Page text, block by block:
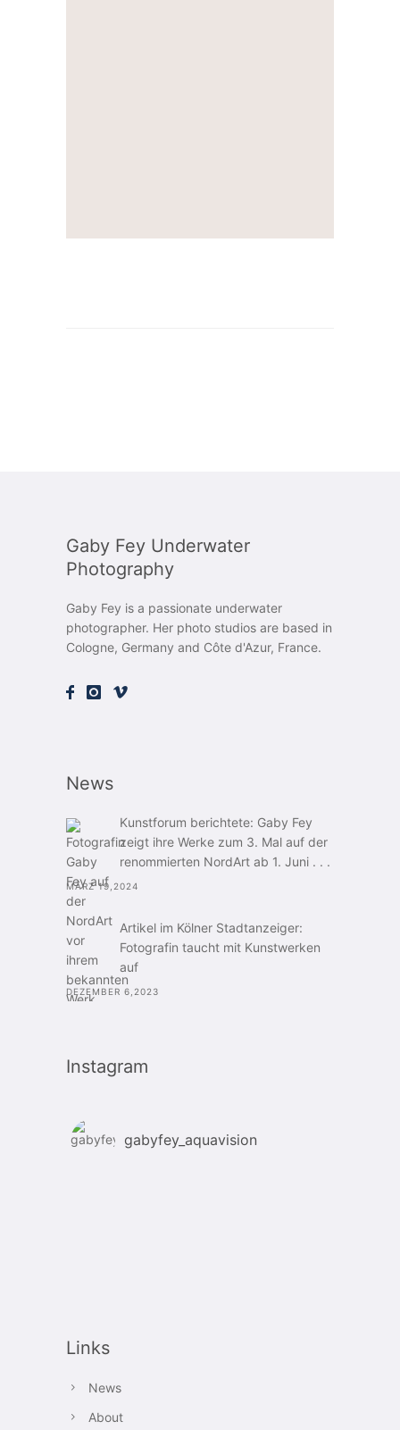
Gaby Fey Underwater
Photography
Gaby Fey is a passionate underwater
photographer. Her photo studios are based in
Cologne, Germany and Côte d'Azur, France.
News
Kunstforum berichtete: Gaby Fey
zeigt ihre Werke zum 3. Mal auf der
renommierten NordArt ab 1. Juni . . .
MÄRZ 19,2024
Artikel im Kölner Stadtanzeiger:
Fotografin taucht mit Kunstwerken
auf
DEZEMBER 6,2023
Instagram
gabyfey_aquavision
Links
News
About